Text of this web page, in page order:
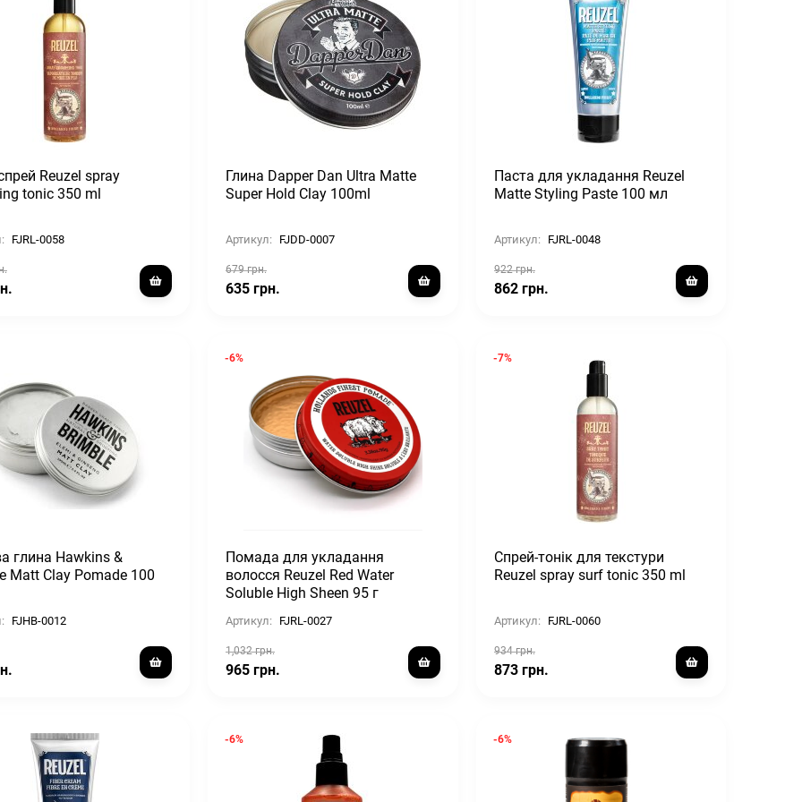
Reuzel spray
tonic 350 ml
FJRL-0058
Глина Dapper Dan Ultra Matte
Super Hold Clay 100ml
Артикул: FJDD-0007
679 грн.
635 грн.
Паста для укладання Reuzel
Matte Styling Paste 100 мл
Артикул: FJRL-0048
922 грн.
862 грн.
глина Hawkins &
Matt Clay Pomade 100
FJHB-0012
-6%
Помада для укладання
волосся Reuzel Red Water
Soluble High Sheen 95 г
Артикул: FJRL-0027
1,032 грн.
965 грн.
-7%
Спрей-тонік для текстури
Reuzel spray surf tonic 350 ml
Артикул: FJRL-0060
934 грн.
873 грн.
-6% -6%